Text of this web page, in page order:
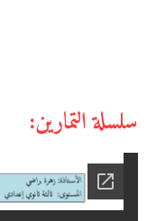
سلسلة التمارين: